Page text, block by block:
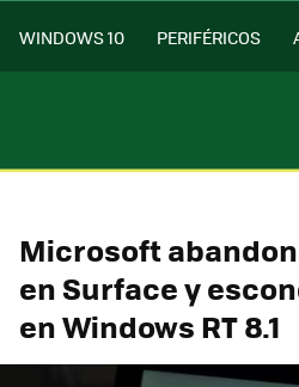
WINDOWS 10 PERIFÉRICOS
Microsoft
en Surface y
en Windows RT 8.1